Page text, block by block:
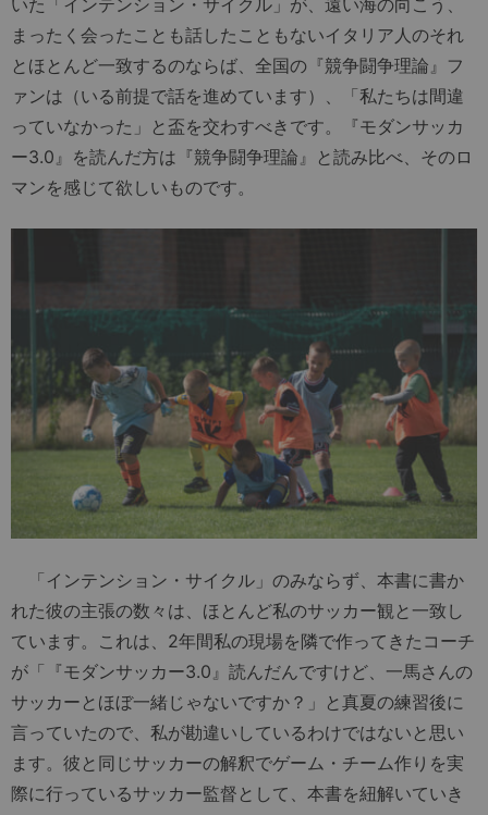
まったく会ったことも話したこともないイタリア人のそれ
とほとんど一致するのならば、全国の『競争闘争理論』フ
ァンは（いる前提で話を進めています）、「私たちは間違
っていなかった」と盃を交わすべきです。『モダンサッカ
ー3.0』を読んだ方は『競争闘争理論』と読み比べ、そのロ
マンを感じて欲しいものです。
「インテンション・サイクル」のみならず、本書に書か
れた彼の主張の数々は、ほとんど私のサッカー観と一致し
ています。これは、2年間私の現場を隣で作ってきたコーチ
が「『モダンサッカー3.0』読んだんですけど、一馬さんの
サッカーとほぼ一緒じゃないですか？」と真夏の練習後に
言っていたので、私が勘違いしているわけではないと思い
ます。彼と同じサッカーの解釈でゲーム・チーム作りを実
際に行っているサッカー監督として、本書を紐解いていき